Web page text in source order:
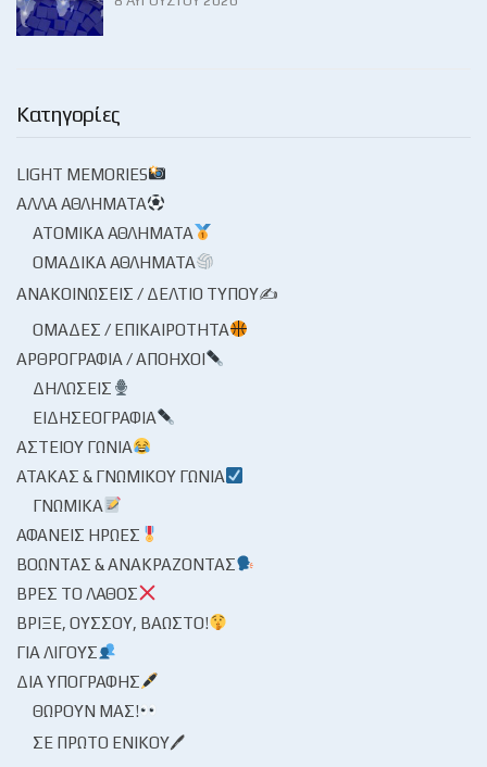
Κατηγορίες
LIGHT MEMORIES
ΆΛΛΑ ΑΘΛΉΜΑΤΑ
ΑΤΟΜΙΚΆ ΑΘΛΉΜΑΤΑ
ΟΜΑΔΙΚΆ ΑΘΛΉΜΑΤΑ
ΑΝΑΚΟΙΝΏΣΕΙΣ / ΔΕΛΤΊΟ ΤΎΠΟΥ✍
ΟΜΆΔΕΣ / ΕΠΙΚΑΙΡΌΤΗΤΑ
ΑΡΘΡΟΓΡΑΦΊΑ / ΑΠΌΗΧΟΙ
ΔΗΛΏΣΕΙΣ
ΕΙΔΗΣΕΟΓΡΑΦΊΑ
ΑΣΤΕΊΟΥ ΓΩΝΊΑ
ΑΤΆΚΑΣ & ΓΝΩΜΙΚΟΎ ΓΩΝΊΑ
ΓΝΩΜΙΚΆ
ΑΦΑΝΕΊΣ ΉΡΩΕΣ
ΒΟΏΝΤΑΣ & ΑΝΑΚΡΆΖΟΝΤΑΣ
ΒΡΕΣ ΤΟ ΛΆΘΟΣ
ΒΡΊΞΕ, ΟΎΣΣΟΥ, ΒΆΩΣΤΟ!
ΓΙΑ ΛΊΓΟΥΣ
ΔΙΑ ΥΠΟΓΡΑΦΉΣ
ΘΩΡΟΎΝ ΜΑΣ!
ΣΕ ΠΡΏΤΟ ΕΝΙΚΟΎ🖊